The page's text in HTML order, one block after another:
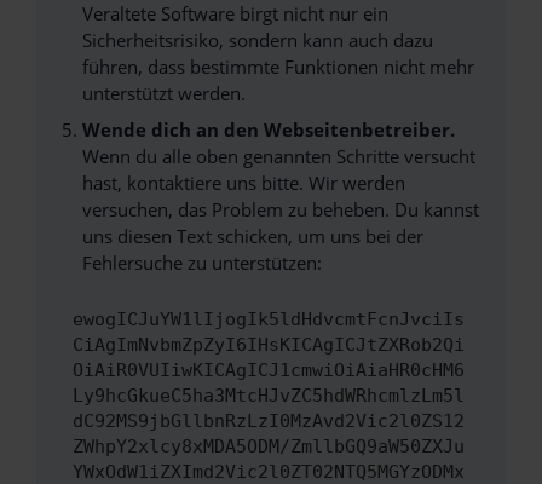
Veraltete Software birgt nicht nur ein
Sicherheitsrisiko, sondern kann auch dazu
führen, dass bestimmte Funktionen nicht mehr
unterstützt werden.
Wende dich an den Webseitenbetreiber.
Wenn du alle oben genannten Schritte versucht
hast, kontaktiere uns bitte. Wir werden
versuchen, das Problem zu beheben. Du kannst
uns diesen Text schicken, um uns bei der
Fehlersuche zu unterstützen:
ewogICJuYW1lIjogIk5ldHdvcmtFcnJvciIs
CiAgImNvbmZpZyI6IHsKICAgICJtZXRob2Qi
OiAiR0VUIiwKICAgICJ1cmwiOiAiaHR0cHM6
Ly9hcGkueC5ha3MtcHJvZC5hdWRhcmlzLm5l
dC92MS9jbGllbnRzLzI0MzAvd2Vic2l0ZS12
ZWhpY2xlcy8xMDA5ODM/ZmllbGQ9aW50ZXJu
YWxOdW1iZXImd2Vic2l0ZT02NTQ5MGYzODMx